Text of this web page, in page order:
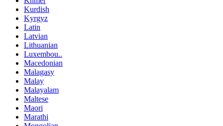
Kurdish
Kyrgyz
Latin
Latvian
Lithuanian
Luxembou..
Macedonian
Malagasy
Malay
Malayalam
Maltese
Maori
Marathi